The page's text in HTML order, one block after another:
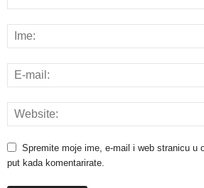
Spremite moje ime, e-mail i web stranicu u
put kada komentarirate.